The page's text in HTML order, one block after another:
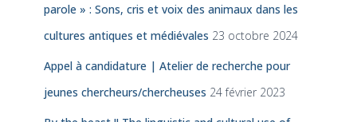
parole » : Sons, cris et voix des animaux dans les
cultures antiques et médiévales 23 octobre 2024
Appel à candidature | Atelier de recherche pour
jeunes chercheurs/chercheuses 24 février 2023